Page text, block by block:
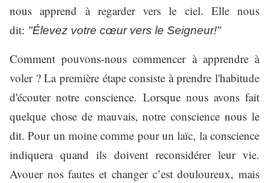
nous apprend à regarder vers le ciel. Elle nous
dit: "Élevez votre cœur vers le Seigneur!"
Comment pouvons-nous commencer à apprendre à
voler ? La première étape consiste à prendre l'habitude
d'écouter notre conscience. Lorsque nous avons fait
quelque chose de mauvais, notre conscience nous le
dit. Pour un moine comme pour un laïc, la conscience
indiquera quand ils doivent reconsidérer leur vie.
Avouer nos fautes et changer c’est douloureux, mais